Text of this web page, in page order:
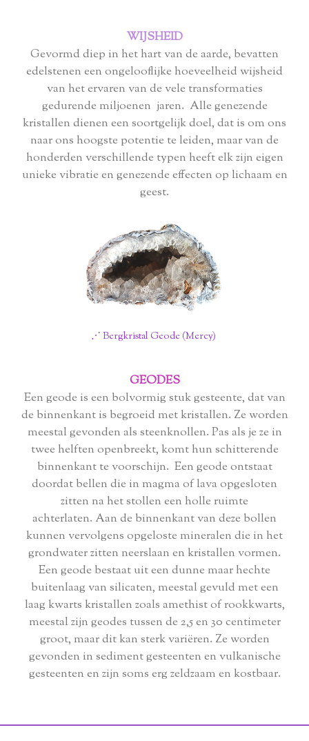
WIJSHEID
Gevormd diep in het hart van de aarde, bevatten
edelstenen een ongelooflijke hoeveelheid wijsheid
van het ervaren van de vele transformaties
gedurende miljoenen jaren. Alle genezende
kristallen dienen een soortgelijk doel, dat is om ons
naar ons hoogste potentie te leiden, maar van de
honderden verschillende typen heeft elk zijn eigen
unieke vibratie en genezende effecten op lichaam en
geest.
⋰ Bergkristal Geode (Mercy)
GEODES
Een geode is een bolvormig stuk gesteente, dat van
de binnenkant is begroeid met kristallen. Ze worden
meestal gevonden als steenknollen. Pas als je ze in
twee helften openbreekt, komt hun schitterende
binnenkant te voorschijn. Een geode ontstaat
doordat bellen die in magma of lava opgesloten
zitten na het stollen een holle ruimte
achterlaten. Aan de binnenkant van deze bollen
kunnen vervolgens opgeloste mineralen die in het
grondwater zitten neerslaan en kristallen vormen.
Een geode bestaat uit een dunne maar hechte
buitenlaag van silicaten, meestal gevuld met een
laag kwarts kristallen zoals amethist of rookkwarts,
meestal zijn geodes tussen de 2,5 en 30 centimeter
groot, maar dit kan sterk variëren. Ze worden
gevonden in sediment gesteenten en vulkanische
gesteenten en zijn soms erg zeldzaam en kostbaar.